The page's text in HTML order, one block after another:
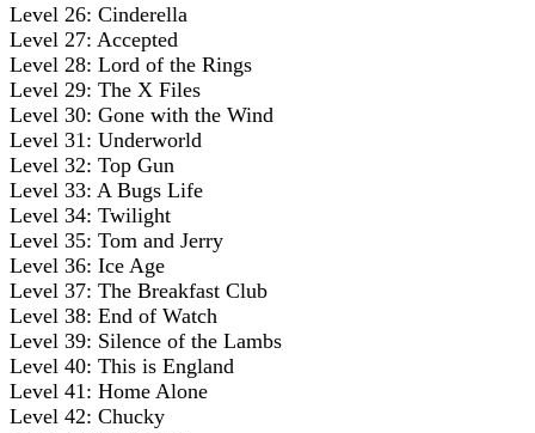
Level 26: Cinderella
Level 27: Accepted
Level 28: Lord of the Rings
Level 29: The X Files
Level 30: Gone with the Wind
Level 31: Underworld
Level 32: Top Gun
Level 33: A Bugs Life
Level 34: Twilight
Level 35: Tom and Jerry
Level 36: Ice Age
Level 37: The Breakfast Club
Level 38: End of Watch
Level 39: Silence of the Lambs
Level 40: This is England
Level 41: Home Alone
Level 42: Chucky